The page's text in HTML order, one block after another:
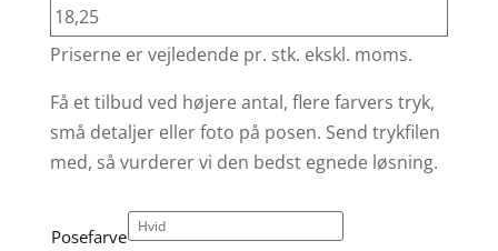
18,25
Priserne er vejledende pr. stk. ekskl. moms.
Få et tilbud ved højere antal, flere farvers tryk,
små detaljer eller foto på posen. Send trykfilen
med, så vurderer vi den bedst egnede løsning.
Posefarve